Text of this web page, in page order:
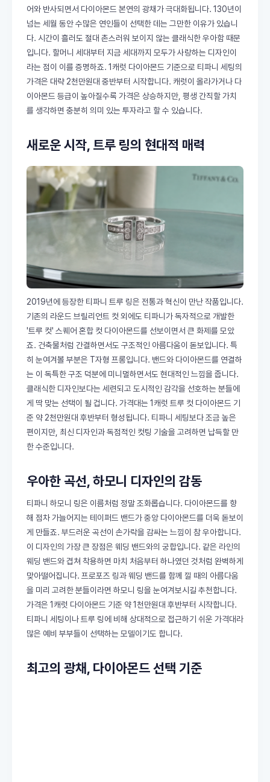
어와 반사되면서 다이아몬드 본연의 광채가 극대화됩니다. 130년이
넘는 세월 동안 수많은 연인들이 선택한 데는 그만한 이유가 있습니
다. 시간이 흘러도 절대 촌스러워 보이지 않는 클래식한 우아함 때문
입니다. 할머니 세대부터 지금 세대까지 모두가 사랑하는 디자인이
라는 점이 이를 증명하죠. 1캐럿 다이아몬드 기준으로 티파니 세팅의
가격은 대략 2천만원대 중반부터 시작합니다. 캐럿이 올라가거나 다
이아몬드 등급이 높아질수록 가격은 상승하지만, 평생 간직할 가치
를 생각하면 충분히 의미 있는 투자라고 할 수 있습니다.
새로운 시작, 트루 링의 현대적 매력
2019년에 등장한 티파니 트루 링은 전통과 혁신이 만난 작품입니다.
기존의 라운드 브릴리언트 컷 외에도 티파니가 독자적으로 개발한
'트루 컷' 스퀘어 혼합 컷 다이아몬드를 선보이면서 큰 화제를 모았
죠. 건축물처럼 간결하면서도 구조적인 아름다움이 돋보입니다. 특
히 눈여겨볼 부분은 T자형 프롱입니다. 밴드와 다이아몬드를 연결하
는 이 독특한 구조 덕분에 미니멀하면서도 현대적인 느낌을 줍니다.
클래식한 디자인보다는 세련되고 도시적인 감각을 선호하는 분들에
게 딱 맞는 선택이 될 겁니다. 가격대는 1캐럿 트루 컷 다이아몬드 기
준 약 2천만원대 후반부터 형성됩니다. 티파니 세팅보다 조금 높은
편이지만, 최신 디자인과 독점적인 컷팅 기술을 고려하면 납득할 만
한 수준입니다.
우아한 곡선, 하모니 디자인의 감동
티파니 하모니 링은 이름처럼 정말 조화롭습니다. 다이아몬드를 향
해 점차 가늘어지는 테이퍼드 밴드가 중앙 다이아몬드를 더욱 돋보이
게 만들죠. 부드러운 곡선이 손가락을 감싸는 느낌이 참 우아합니다.
이 디자인의 가장 큰 장점은 웨딩 밴드와의 궁합입니다. 같은 라인의
웨딩 밴드와 겹쳐 착용하면 마치 처음부터 하나였던 것처럼 완벽하게
맞아떨어집니다. 프로포즈 링과 웨딩 밴드를 함께 낄 때의 아름다움
을 미리 고려한 분들이라면 하모니 링을 눈여겨보시길 추천합니다.
가격은 1캐럿 다이아몬드 기준 약 1천만원대 후반부터 시작합니다.
티파니 세팅이나 트루 링에 비해 상대적으로 접근하기 쉬운 가격대라
많은 예비 부부들이 선택하는 모델이기도 합니다.
최고의 광채, 다이아몬드 선택 기준